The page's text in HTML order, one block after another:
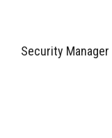
Security Manager